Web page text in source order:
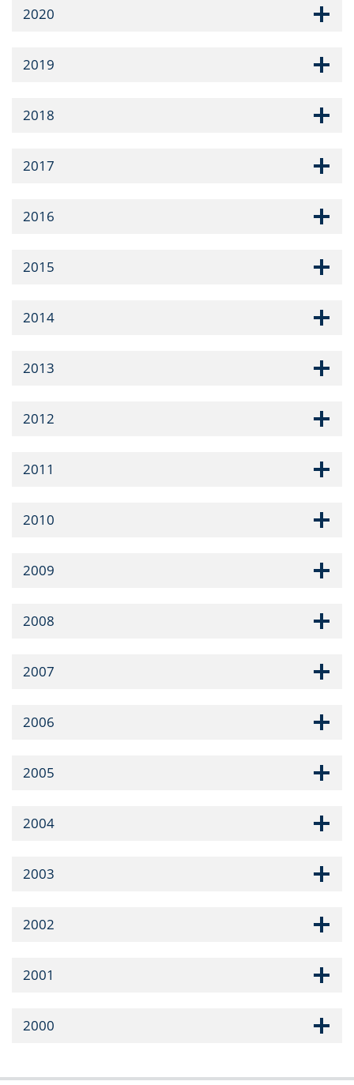
2020
2019
2018
2017
2016
2015
2014
2013
2012
2011
2010
2009
2008
2007
2006
2005
2004
2003
2002
2001
2000